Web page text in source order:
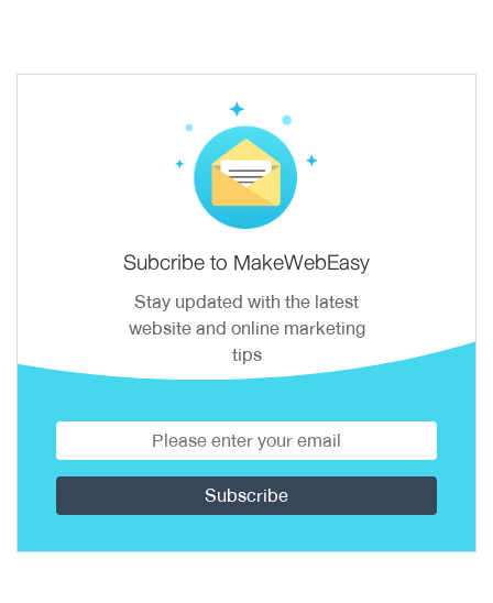
Subcribe to MakeWebEasy
Stay updated with the latest
website and online marketing
tips